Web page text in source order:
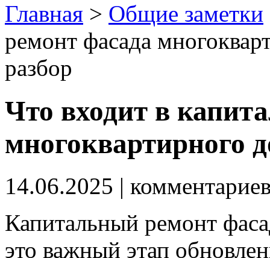
Главная > Общие заметки
ремонт фасада
разбор
Что входит в
многоквартирного
14.06.2025 |
Капитальный ремонт
это важный этап